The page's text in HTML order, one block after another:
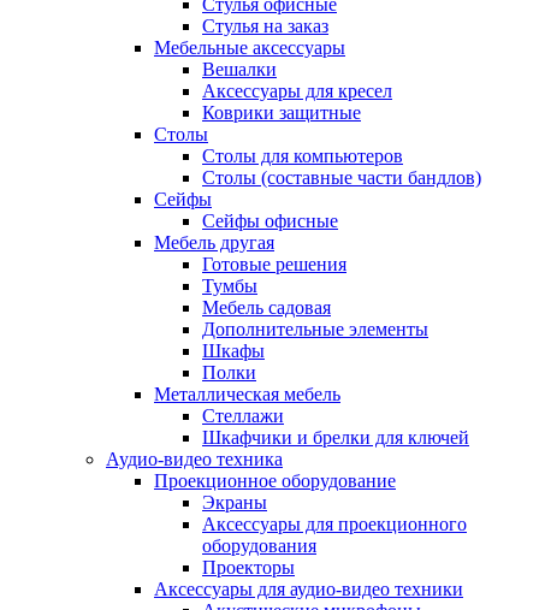
Стулья офисные
Стулья на заказ
Мебельные аксессуары
Вешалки
Аксессуары для кресел
Коврики защитные
Столы
Столы для компьютеров
Столы (составные части бандлов)
Сейфы
Сейфы офисные
Мебель другая
Готовые решения
Тумбы
Мебель садовая
Дополнительные элементы
Шкафы
Полки
Металлическая мебель
Стеллажи
Шкафчики и брелки для ключей
Аудио-видео техника
Проекционное оборудование
Экраны
Аксессуары для проекционного
оборудования
Проекторы
Аксессуары для аудио-видео техники